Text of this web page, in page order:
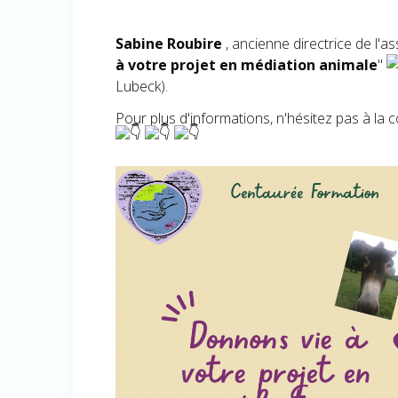
Sabine Roubire , ancienne directrice de
à votre projet en médiation animale"
Lubeck).
Pour plus d'informations, n'hésitez pas à la